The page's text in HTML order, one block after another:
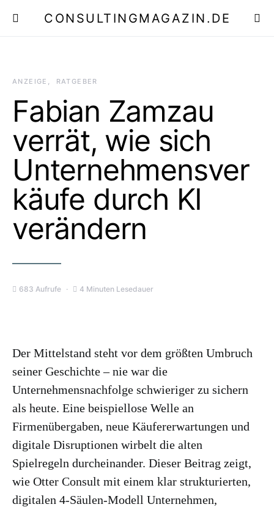
CONSULTINGMAGAZIN.DE
ANZEIGE RATGEBER
Fabian Zamzau
verrät, wie sich
Unternehmensver
käufe durch KI
verändern
683 Aufrufe 4 Minuten Lesedauer
Der Mittelstand steht vor dem größten Umbruch
seiner Geschichte – nie war die
Unternehmensnachfolge schwieriger zu sichern
als heute. Eine beispiellose Welle an
Firmenübergaben, neue Käufererwartungen und
digitale Disruptionen wirbelt die alten
Spielregeln durcheinander. Dieser Beitrag zeigt,
wie Otter Consult mit einem klar strukturierten,
digitalen 4‑Säulen-Modell Unternehmen,